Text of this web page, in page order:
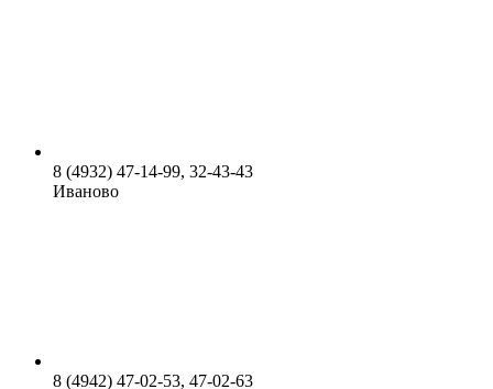
8 (4932) 47-14-99, 32-43-43
Иваново
8 (4942) 47-02-53, 47-02-63